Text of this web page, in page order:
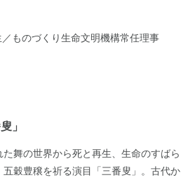
ものづくり生命文明機構常任理事
」
舞の世界から死と再生、生命のすばら
五穀豊穣を祈る演目「三番叟」。古代か